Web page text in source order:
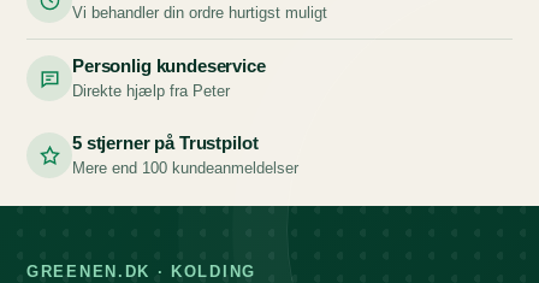
Vi behandler din ordre hurtigst muligt
Personlig kundeservice
Direkte hjælp fra Peter
5 stjerner på Trustpilot
Mere end 100 kundeanmeldelser
GREENEN.DK · KOLDING